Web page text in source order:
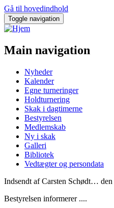
Gå til hovedindhold
Toggle navigation
Main navigation
Nyheder
Kalender
Egne turneringer
Holdturnering
Skak i dagtimerne
Bestyrelsen
Medlemskab
Ny i skak
Galleri
Bibliotek
Vedtægter og persondata
Indsendt afCarsten Schødt… den
Bestyrelsen informerer ....